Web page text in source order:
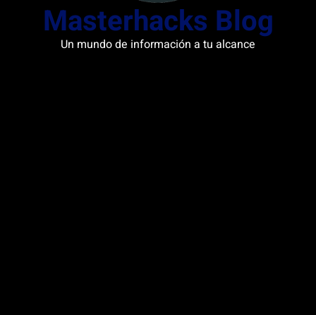
Masterhacks Blog
Un mundo de información a tu alcance